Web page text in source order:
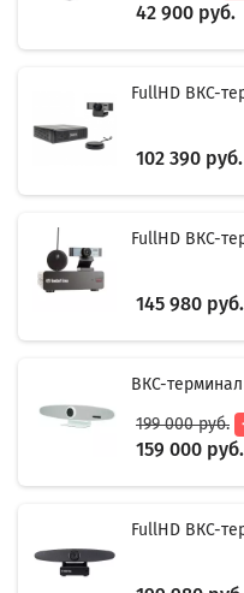
42 900 руб.
FullHD ВКС-
102 390 руб.
FullHD ВКС-
145 980 руб.
ВКС-
199 000 руб.
159 000 руб.
FullHD ВКС-